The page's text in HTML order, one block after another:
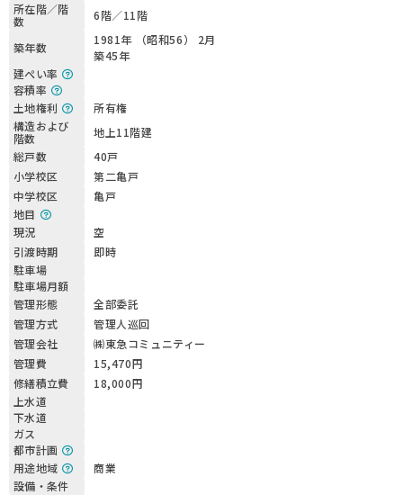
所在階／階
数
6階／11階
築年数
1981年 （昭和56） 2月
築45年
建ぺい率
容積率
土地権利
所有権
構造および
階数
地上11階建
総戸数
40戸
小学校区
第二亀戸
中学校区
亀戸
地目
現況
空
引渡時期
即時
駐車場
駐車場月額
管理形態
全部委託
管理方式
管理人巡回
管理会社
㈱東急コミュニティー
管理費
15,470円
修繕積立費
18,000円
上水道
下水道
ガス
都市計画
用途地域
商業
設備・条件